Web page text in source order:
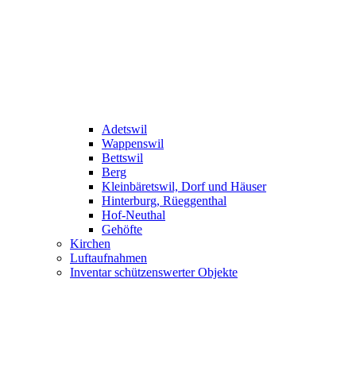
Adetswil
Wappenswil
Bettswil
Berg
Kleinbäretswil, Dorf und Häuser
Hinterburg, Rüeggenthal
Hof-Neuthal
Gehöfte
Kirchen
Luftaufnahmen
Inventar schützenswerter Objekte